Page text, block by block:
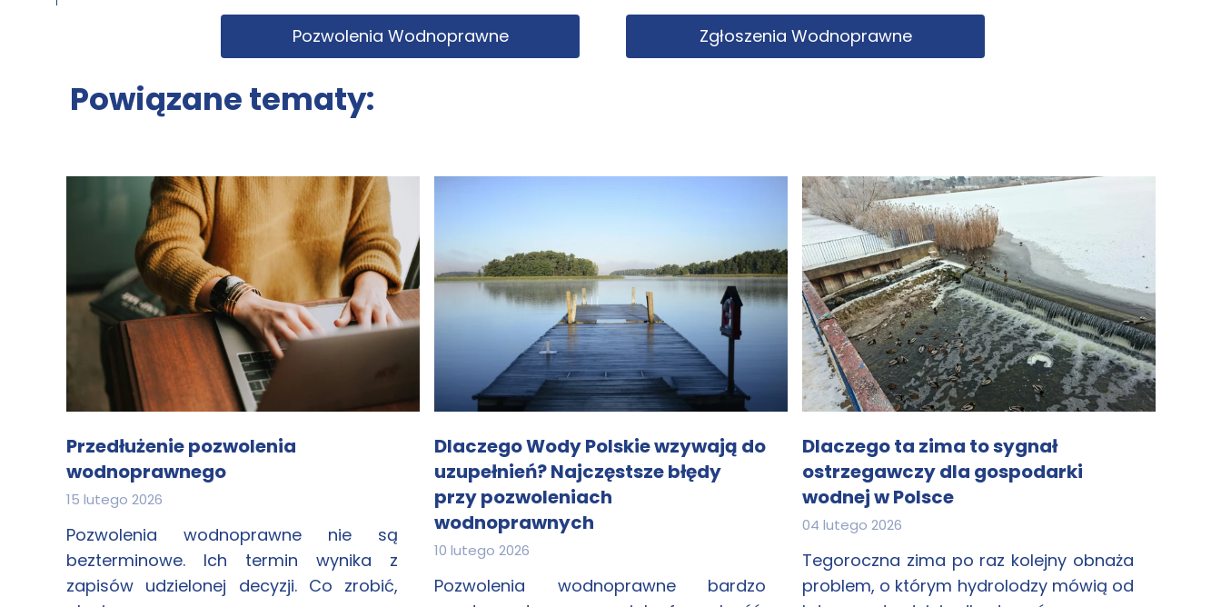
Zgłoszenia Wodnoprawne
Pozwolenia Wodnoprawne
Powiązane tematy:
Przedłużenie pozwolenia
wodnoprawnego
15 lutego 2026
Pozwolenia wodnoprawne nie są
bezterminowe. Ich termin wynika z
zapisów udzielonej decyzji. Co zrobić,
Dlaczego Wody Polskie wzywają do
uzupełnień? Najczęstsze błędy
przy pozwoleniach
wodnoprawnych
10 lutego 2026
Pozwolenia wodnoprawne bardzo
Dlaczego ta zima to sygnał
ostrzegawczy dla gospodarki
wodnej w Polsce
04 lutego 2026
Tegoroczna zima po raz kolejny obnaża
problem, o którym hydrolodzy mówią od